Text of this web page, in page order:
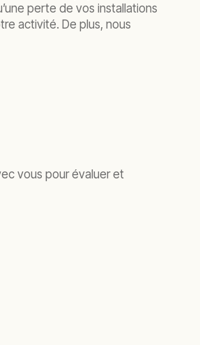
perte de vos installations
activité. De plus, nous
vous pour évaluer et